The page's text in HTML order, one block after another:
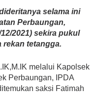
selama ini
Perbaungan,
2021) sekira pukul
rekan tetangga.
melalui Kapolsek
Perbaungan, IPDA
saksi Fatimah